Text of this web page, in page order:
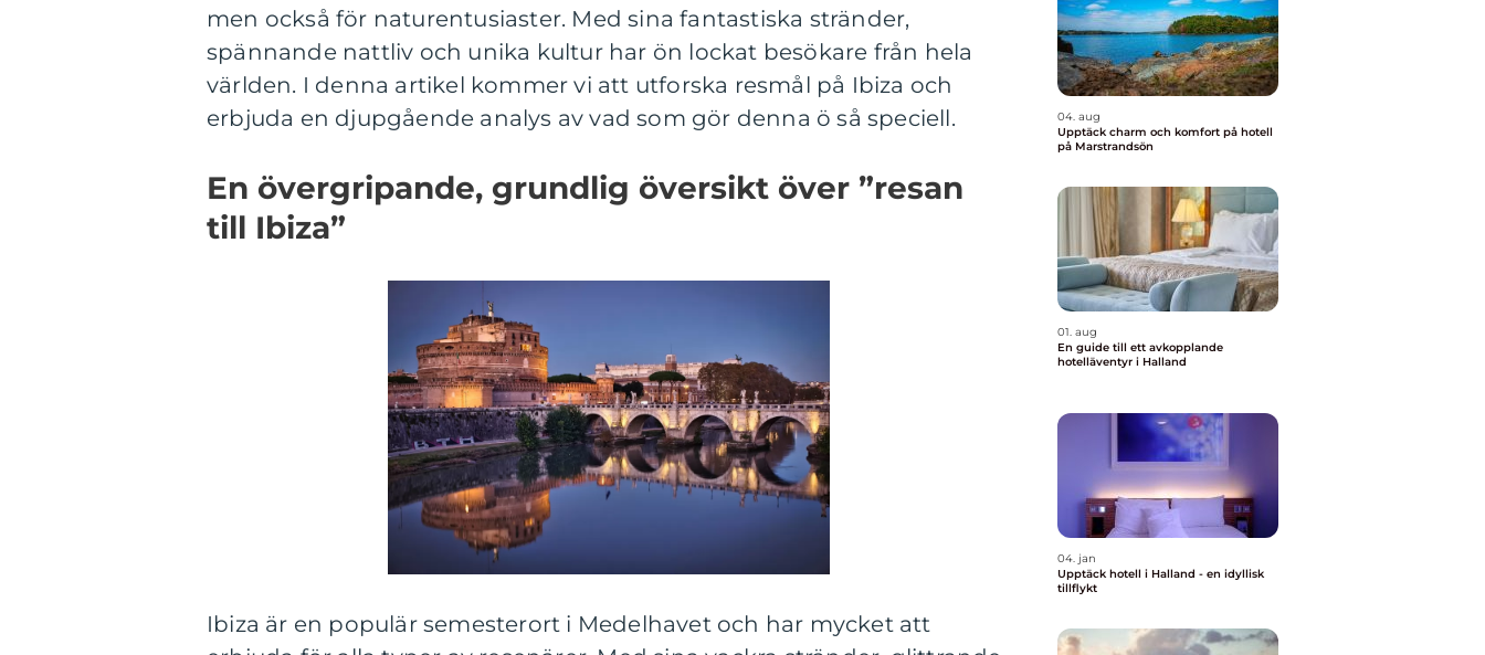
men också för naturentusiaster. Med sina fantastiska stränder,
spännande nattliv och unika kultur har ön lockat besökare från hela
världen. I denna artikel kommer vi att utforska resmål på Ibiza och
erbjuda en djupgående analys av vad som gör denna ö så speciell.
En övergripande, grundlig översikt över ”resan
till Ibiza”
Ibiza är en populär semesterort i Medelhavet och har mycket att
04. aug
Upptäck charm och komfort på hotell
på Marstrandsön
01. aug
En guide till ett avkopplande
hotelläventyr i Halland
04. jan
Upptäck hotell i Halland - en idyllisk
tillflykt